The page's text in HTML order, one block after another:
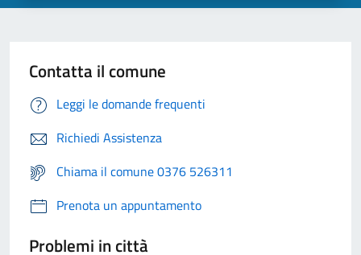
Contatta il comune
Leggi le domande frequenti
Richiedi Assistenza
Chiama il comune 0376 526311
Prenota un appuntamento
Problemi in città